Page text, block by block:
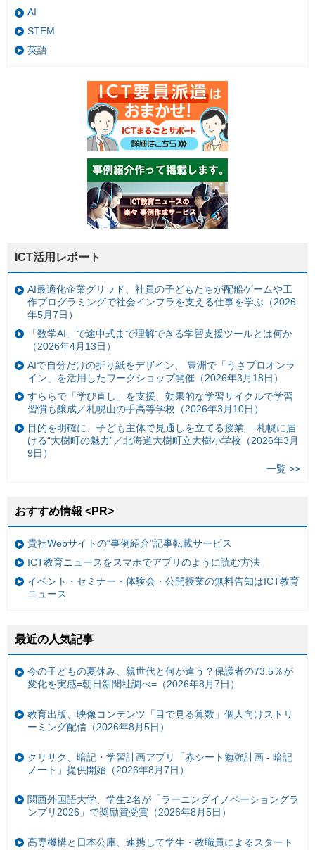
AI
STEM
英語
ICT活用レポート
AI最適化企業グリッド、社員の子どもたちが配船ゲームや工
作プログラミングで社会インフラを支える仕事を学ぶ（2026
年5月7日）
「数学AI」で途中式まで理解できる学習支援ツールとは何か
（2026年4月13日）
AIで自分だけの折り紙をデザイン、 豊洲で「うさプロオンラ
イン」を活用したワークショップ開催（2026年3月18日）
すららで「学び直し」を支援、効果的な学習サイクルで学習
習慣も醸成／札幌山の手高等学校（2026年3月10日）
目的を明確に、子ども主体で見通しを立てる授業— 札幌に届
ける“大樹町の魅力”／北海道大樹町立大樹小学校（2026年3月
9日）
一覧 >>
おすすめ情報 <PR>
貴社Webサイトの“事例紹介”記事転載サービス
ICT教育ニュースをスマホでアプリのように読む方法
イベント・セミナー・体験会・公開授業の無料告知はICT教育
ニュース
最近の人気記事
今の子どもの夏休み、親世代と何が違う？保護者の73.5％が
変化を実感=朝日新聞社調べ=（2026年8月7日）
教育出版、映像コンテンツ「目で見る算数」個人向けストリ
ーミング配信（2026年8月5日）
クリサク、暗記・学習計画アプリ「赤シート勉強計画 - 暗記
ノート」提供開始（2026年8月7日）
関西外国語大学、学生2名が「ラーニングイノベーショングラ
ンプリ2026」で奨励賞受賞（2026年8月5日）
高専機構と日本公庫、連携して学生・教職員によるスタート